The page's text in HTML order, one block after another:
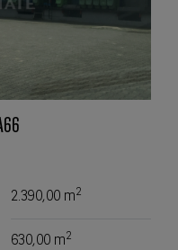
2.390,00 m2
630,00 m2